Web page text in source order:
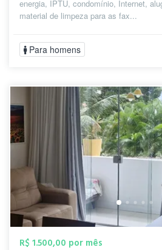
energia, IPTU, condomínio, Internet,
material de limpeza para as fax...
Para homens
R$ 1.500,00 por mês